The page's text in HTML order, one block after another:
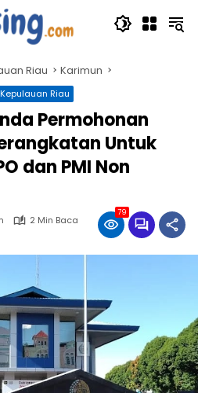
Riau Karimun
Kepulauan Riau
Permohonan
Untuk
dan PMI Non
2 Min Baca
79